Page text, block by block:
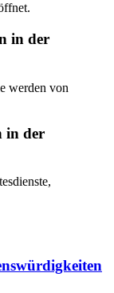
in der
werden von
in der